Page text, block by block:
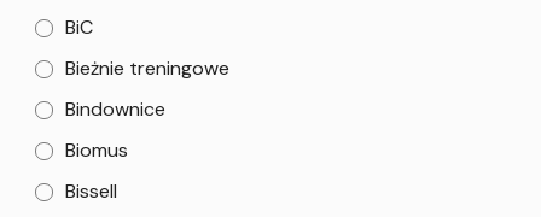
BiC
Bieżnie treningowe
Bindownice
Biomus
Bissell